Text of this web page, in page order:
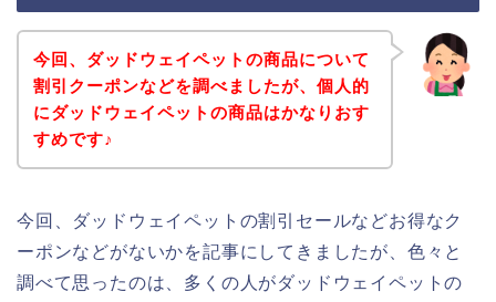
今回、ダッドウェイペットの商品について
割引クーポンなどを調べましたが、個人的
にダッドウェイペットの商品はかなりおす
すめです♪
今回、ダッドウェイペットの割引セールなどお得なク
ーポンなどがないかを記事にしてきましたが、色々と
調べて思ったのは、多くの人がダッドウェイペットの